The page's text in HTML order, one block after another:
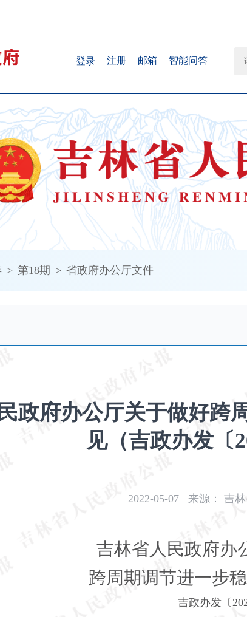
登录 注册 邮箱 智能问答
> 第18期 > 省政府办公厅文件
政府办公厅关于做好跨
见（吉政办发〔
2022-05-07 来源： 吉
吉林省人民政府办
跨周期调节进一步
吉政办发〔